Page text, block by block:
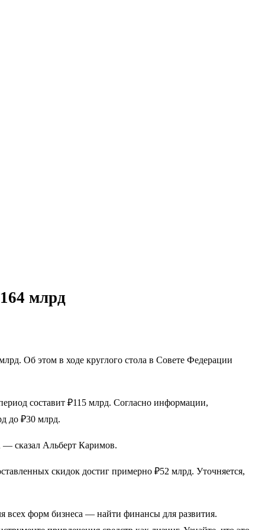
млрд
Об этом в ходе круглого стола в Совете Федерации
составит ₽115 млрд. Согласно информации,
до ₽30 млрд.
— сказал Альберт Каримов.
скидок достиг примерно ₽52 млрд. Уточняется,
форм бизнеса — найти финансы для развития.